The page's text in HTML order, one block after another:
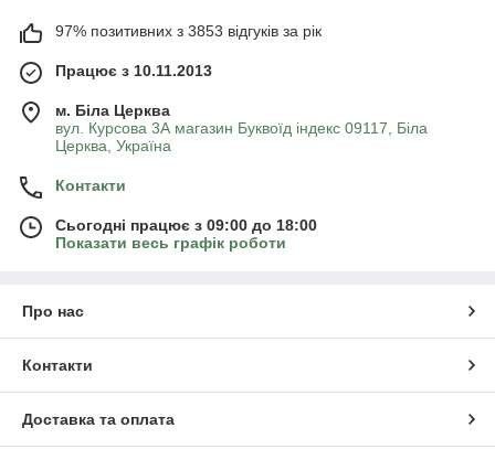
97% позитивних з 3853 відгуків за рік
Працює з 10.11.2013
м. Біла Церква
вул. Курсова 3А магазин Буквоїд індекс 09117, Біла
Церква, Україна
Контакти
Сьогодні працює з 09:00 до 18:00
Показати весь графік роботи
Про нас
Контакти
Доставка та оплата